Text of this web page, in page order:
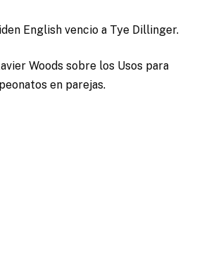
English vencio a Tye Dillinger.
Woods sobre los Usos para
en parejas.